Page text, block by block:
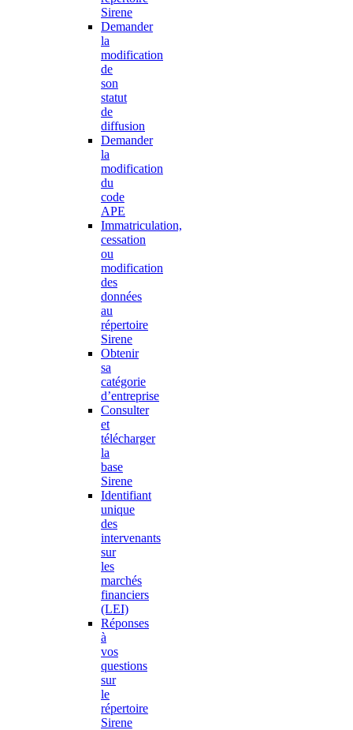
Sirene
Demander
la
modification
de
son
statut
de
diffusion
Demander
la
modification
du
code
APE
Immatriculation,
cessation
ou
modification
des
données
au
répertoire
Sirene
Obtenir
sa
catégorie
d’entreprise
Consulter
et
télécharger
la
base
Sirene
Identifiant
unique
des
intervenants
sur
les
marchés
financiers
(LEI)
Réponses
à
vos
questions
sur
le
répertoire
Sirene